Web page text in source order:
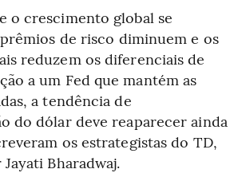
o crescimento global se
de risco diminuem e os
reduzem os diferenciais de
a um Fed que mantém as
a tendência de
do dólar deve reaparecer ainda
os estrategistas do TD,
Bharadwaj.